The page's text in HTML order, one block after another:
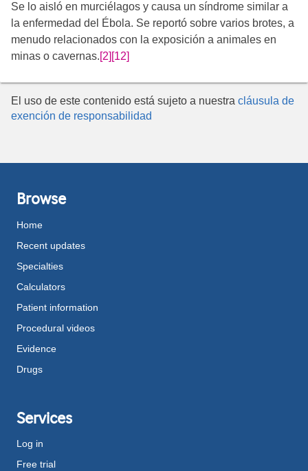
Se lo aisló en murciélagos y causa un síndrome similar a
la enfermedad del Ébola. Se reportó sobre varios brotes, a
menudo relacionados con la exposición a animales en
minas o cavernas.[2] [12]
El uso de este contenido está sujeto a nuestra cláusula de
exención de responsabilidad
Browse
Home
Recent updates
Specialties
Calculators
Patient information
Procedural videos
Evidence
Drugs
Services
Log in
Free trial